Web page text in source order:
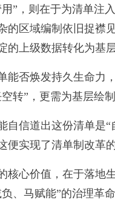
，则在于为清单注入
的区域编制依旧捉襟
的上级数据转化为基
否焕发持久生命力，
转”，更需为基层绘
信道出这份清单是“
便实现了清单制改革
心价值，在于落地生
、马赋能”的治理革命